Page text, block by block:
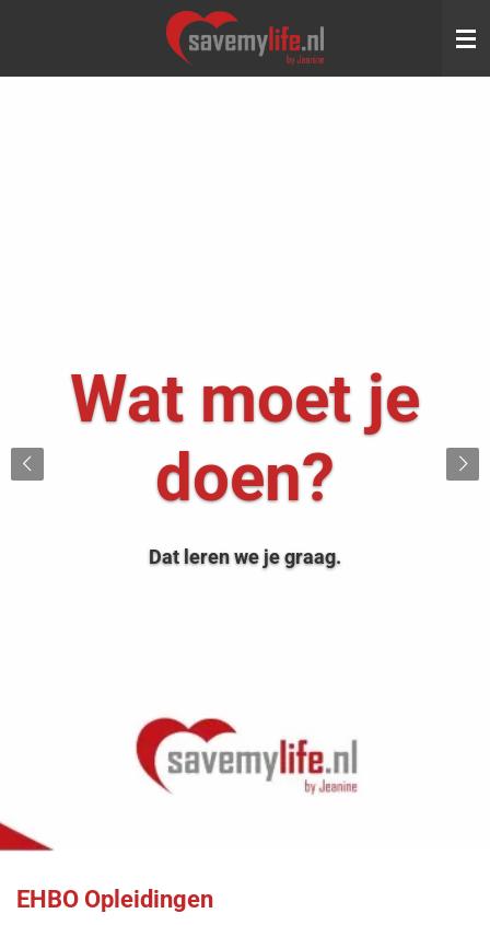
Wat moet je
doen?
Dat leren we je graag.
EHBO Opleidingen